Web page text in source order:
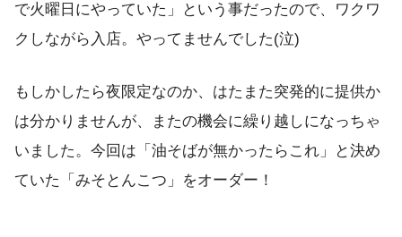
で火曜日にやっていた」という事だったので、ワクワ
クしながら入店。やってませんでした(泣)
もしかしたら夜限定なのか、はたまた突発的に提供か
は分かりませんが、またの機会に繰り越しになっちゃ
いました。今回は「油そばが無かったらこれ」と決め
ていた「みそとんこつ」をオーダー！